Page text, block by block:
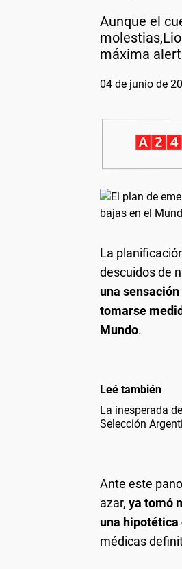
Aunque el
máxima
04 de junio de
La
descuidos de
una
tomarse
Mundo.
Leé también
La inesperada
Selección
Ante este
azar, ya tomó
una hipotética
médicas